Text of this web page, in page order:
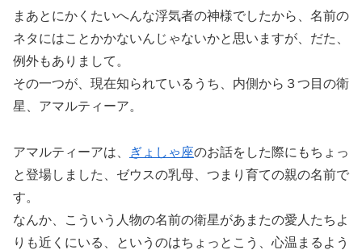
まあとにかくたいへんな浮気者の神様でしたから、名前の
ネタにはことかかないんじゃないかと思いますが、だた、
例外もありまして。
その一つが、現在知られているうち、内側から３つ目の衛
星、アマルティーア。
アマルティーアは、 ぎょしゃ座のお話をした際にもちょっ
と登場しました、ゼウスの乳母、つまり育ての親の名前で
す。
なんか、こういう人物の名前の衛星があまたの愛人たちよ
りも近くにいる、というのはちょっとこう、心温まるよう